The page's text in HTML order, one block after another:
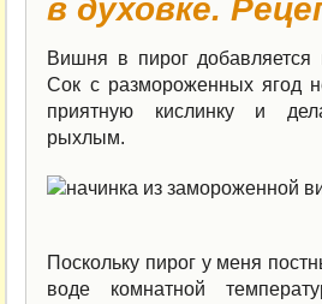
в духовке.
Вишня в пирог добавляется
Сок с размороженных ягод
приятную кислинку и
рыхлым.
Поскольку пирог у меня
воде комнатной